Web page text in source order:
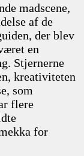
madscene,
af de
der blev
en
Stjernerne
kreativiteten
som
flere
for